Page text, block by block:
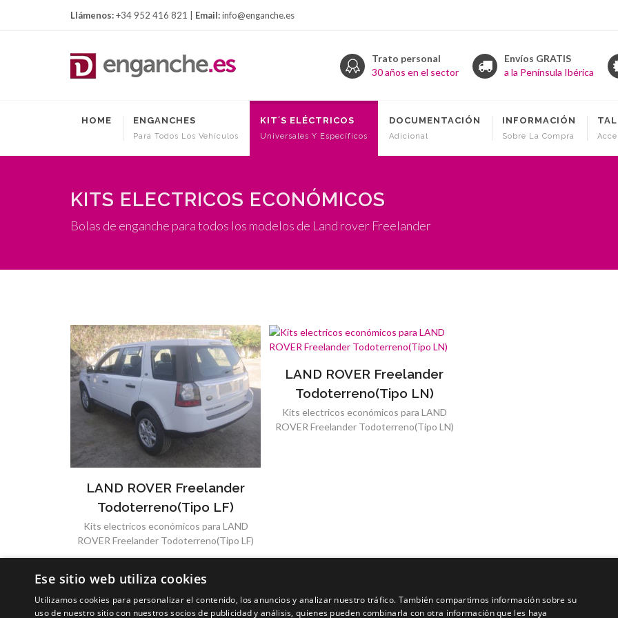
Llámenos:+34 952 416 821 | Email:info@enganche.es
Trato personal
30 años en el sector
Envíos GRATIS
a la Península Ibérica
HOME ENGANCHES
Para Todos Los Vehículos
KIT´S ELÉCTRICOS
Universales Y Específicos
DOCUMENTACIÓN
Adicional
INFORMACIÓN
Sobre La Compra
KITS ELECTRICOS ECONÓMICOS
Bolas de enganche para todos los modelos de Land rover Freelander
LAND ROVER Freelander
Todoterreno(Tipo LF)
Kits electricos económicos para LAND
ROVER Freelander Todoterreno(Tipo LF)
LAND ROVER Freelander
Todoterreno(Tipo LN)
Kits electricos económicos para LAND
ROVER Freelander Todoterreno(Tipo LN)
Ese sitio web utiliza cookies
Utilizamos cookies para personalizar el contenido, los anuncios y analizar nuestro tráfico. También compartimos información sobre su
uso de nuestro sitio con nuestros socios de publicidad y análisis, quienes pueden combinarla con otra información que les haya